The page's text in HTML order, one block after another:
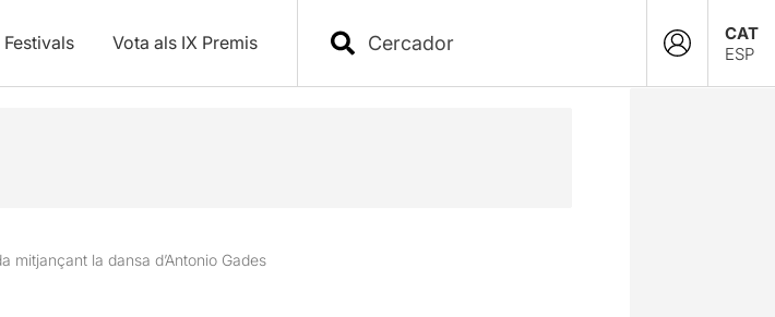
Festivals Vota als IX Premis
CAT
ESP
mitjançant la dansa d’Antonio Gades